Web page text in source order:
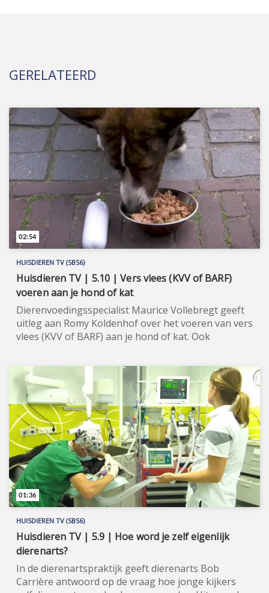
GERELATEERD
HUISDIEREN TV (SBS6)
Huisdieren TV | 5.10 | Vers vlees (KVV of BARF)
voeren aan je hond of kat
Dierenvoedingsspecialist Maurice Vollebregt geeft
uitleg aan Romy Koldenhof over het voeren van vers
vlees (KVV of BARF) aan je hond of kat. Ook
Huisdieren TV (SBS6) is hét spraakmakende tv-
programma voor alle huisdierenliefhebbers in
huisdierenland Nederland. Wil je de hele aflevering
bekijken of meer weten over de
deelnemers/sponsoren van Huisdieren TV, ga dan
naar de officiële programma-website:
www.sbs6.nl/huisdierentv.
02:54
HUISDIEREN TV (SBS6)
Huisdieren TV | 5.9 | Hoe word je zelf eigenlijk
dierenarts?
In de dierenartspraktijk geeft dierenarts Bob
Carrière antwoord op de vraag hoe jonge kijkers
01:36